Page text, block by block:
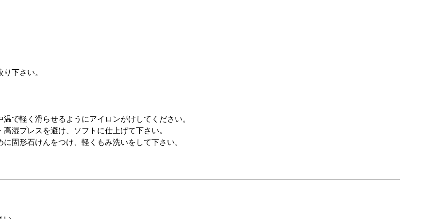
下さい。
で軽く滑らせるようにアイロンがけしてください。
湿プレスを避け、ソフトに仕上げて下さい。
固形石けんをつけ、軽くもみ洗いをして下さい。